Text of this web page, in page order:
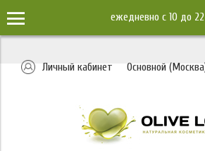
ежедневно c 10 до 22
Личный кабинет Основной